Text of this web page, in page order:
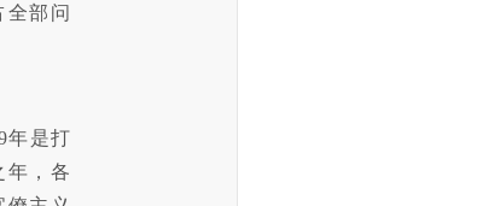
全部问
年是打
年，各